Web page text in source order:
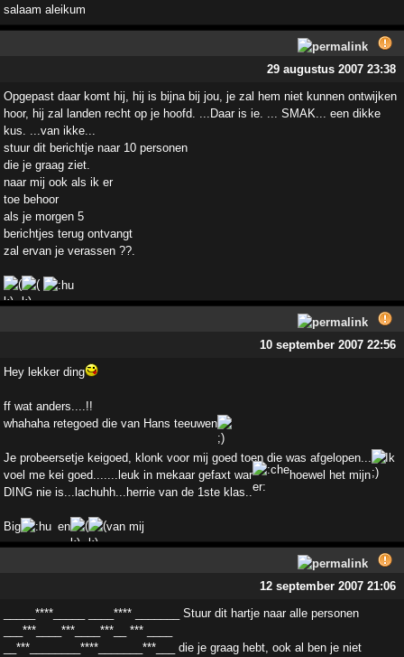
salaam aleikum
29 augustus 2007 23:38
Opgepast daar komt hij, hij is bijna bij jou, je zal hem niet kunnen ontwijken
hoor, hij zal landen recht op je hoofd. ...Daar is ie. ... SMAK... een dikke
kus. ...van ikke...
stuur dit berichtje naar 10 personen
die je graag ziet.
naar mij ook als ik er
toe behoor
als je morgen 5
berichtjes terug ontvangt
zal ervan je verassen ??.
10 september 2007 22:56
Hey lekker ding
ff wat anders....!!
whahaha retegoed die van Hans teeuwen
Je probeersetje keigoed, klonk voor mij goed toen die was afgelopen...
Ik
voel me kei goed.......leuk in mekaar gefaxt war
hoewel het mijn
DING nie is...lachuhh...herrie van de 1ste klas..
Big en van mij
12 september 2007 21:06
_____****_____ ____**** _______ Stuur dit hartje naar alle personen
___***____***____***__ *** ____
__***________****_______***___ die je graag hebt, ook al ben je niet